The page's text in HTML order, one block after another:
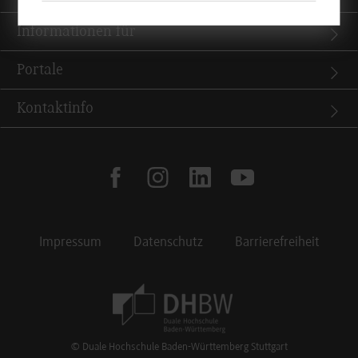
Informationen für
Portale
Kontaktinfo
facebookinstagramlinkedinyoutube
Impressum Datenschutz Barrierefreiheit
© Duale Hochschule Baden-Württemberg Stuttgart